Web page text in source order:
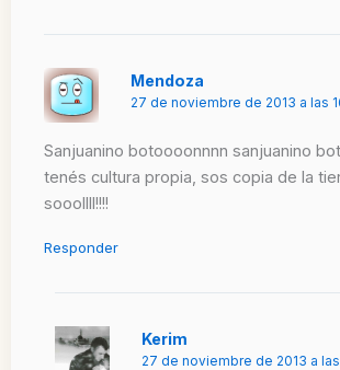
Mendoza
27 de noviembre de 2013 a las
Sanjuanino botoooonnnn sanjuanino
tenés cultura propia, sos copia de la
sooollll!!!!
Responder
Kerim
27 de noviembre de 2013 a